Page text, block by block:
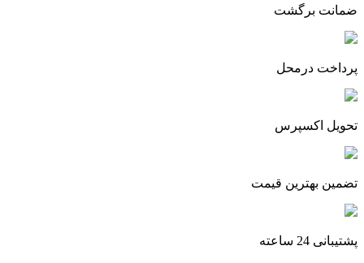
ضمانت برگشت
پرداخت درمحل
تحویل اکسپرس
تضمین بهترین قیمت
پشتیبانی 24 ساعته